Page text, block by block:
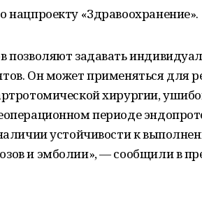
нацпроекту «Здравоохранение».
позволяют задавать
Он может применяться для
хирургии,
периоде
устойчивости к
и эмболии», — сообщили в